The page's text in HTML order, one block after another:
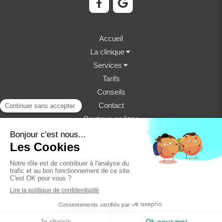
Accueil
La clinique
Services
Tarifs
Conseils
Contact
Boutique en ligne
©2023 Clinique Vétérinaire Fondère - Structure
Plan du site
Mentions légales